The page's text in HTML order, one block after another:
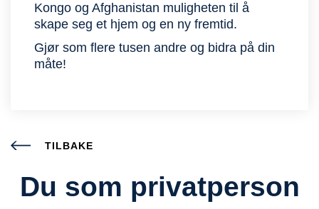
Kongo og Afghanistan muligheten til å
skape seg et hjem og en ny fremtid.
Gjør som flere tusen andre og bidra på din
måte!
TILBAKE
Du som privatperson